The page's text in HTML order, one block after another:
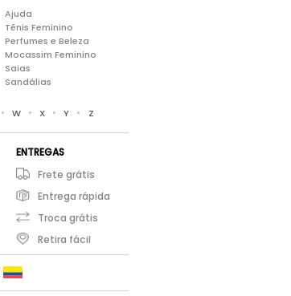
Ajuda
Tênis Feminino
Perfumes e Beleza
Mocassim Feminino
Saias
Sandálias
• W • X • Y • Z
ENTREGAS
Frete grátis
Entrega rápida
Troca grátis
Retira fácil